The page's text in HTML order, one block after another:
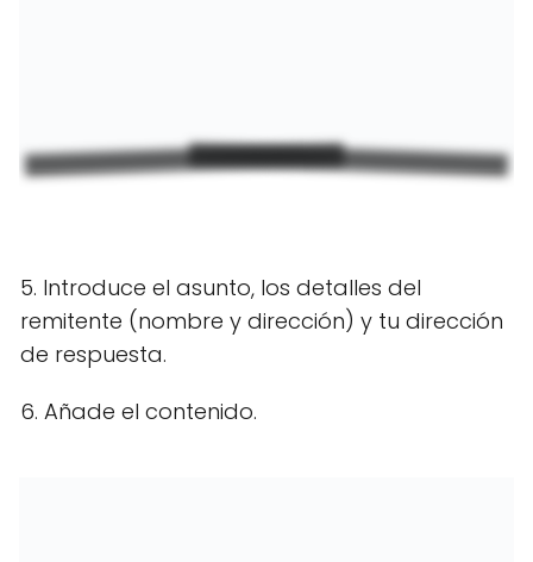
5. Introduce el asunto, los detalles del
remitente (nombre y dirección) y tu dirección
de respuesta.
6. Añade el contenido.